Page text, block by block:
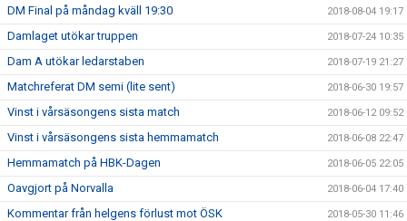
DM Final på måndag kväll 19:30 2018-08-04 19:17
Damlaget utökar truppen 2018-07-24 10:35
Dam A utökar ledarstaben 2018-07-19 21:27
Matchreferat DM semi (lite sent) 2018-06-30 19:57
Vinst i vårsäsongens sista match 2018-06-12 09:52
Vinst i vårsäsongens sista hemmamatch 2018-06-08 22:47
Hemmamatch på HBK-Dagen 2018-06-05 22:05
Oavgjort på Norvalla 2018-06-04 17:40
Kommentar från helgens förlust mot ÖSK 2018-05-30 11:46